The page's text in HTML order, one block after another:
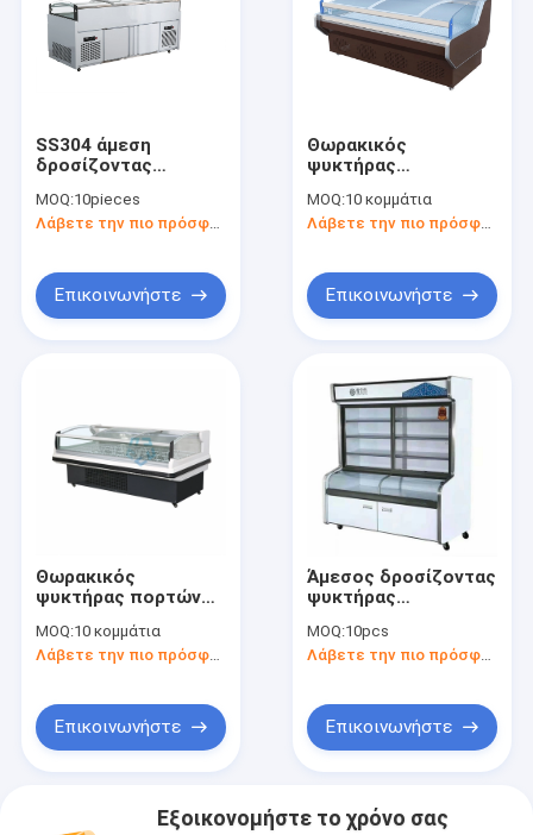
SS304 άμεση
δροσίζοντας
θωρακικών
ψυκτήρων πορτών
MOQ:10pieces
Λάβετε την πιο πρόσφατη τιμή
Επικοινωνήστε
Θωρακικός
ψυκτήρας
γλιστρά το
ανοξείδωτο 1.5m
MOQ:10 κομμάτια
Επικοινωνήστε
Θωρακικός
ψυκτήρας πορτών
2 έως 8 βαθμός
αερόψυξης
MOQ:10 κομμάτια
Λάβετε την πιο πρόσφατη τιμή
Επικοινωνήστε
Άμεσος δροσίζοντας
ψυκτήρας
με τη γλιστρώντας
κορυφή γυαλιού
MOQ:10pcs
Επικοινωνήστε
Εξοικονομήστε το χρόνο σας